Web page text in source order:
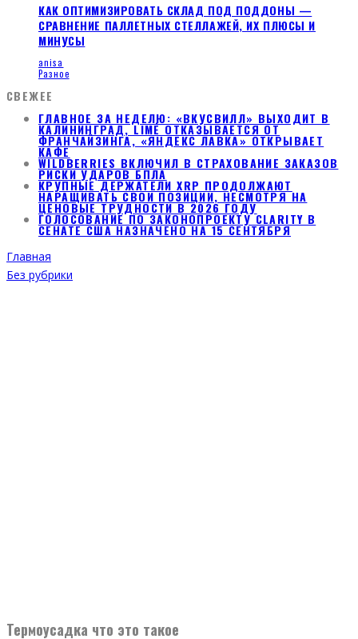
КАК ОПТИМИЗИРОВАТЬ СКЛАД ПОД ПОДДОНЫ —
СРАВНЕНИЕ ПАЛЛЕТНЫХ СТЕЛЛАЖЕЙ, ИХ ПЛЮСЫ И
МИНУСЫ
anisa
Разное
СВЕЖЕЕ
ГЛАВНОЕ ЗА НЕДЕЛЮ: «ВКУСВИЛЛ» ВЫХОДИТ В
КАЛИНИНГРАД, LIMÉ ОТКАЗЫВАЕТСЯ ОТ
ФРАНЧАЙЗИНГА, «ЯНДЕКС ЛАВКА» ОТКРЫВАЕТ
КАФЕ
WILDBERRIES ВКЛЮЧИЛ В СТРАХОВАНИЕ ЗАКАЗОВ
РИСКИ УДАРОВ БПЛА
КРУПНЫЕ ДЕРЖАТЕЛИ XRP ПРОДОЛЖАЮТ
НАРАЩИВАТЬ СВОИ ПОЗИЦИИ, НЕСМОТРЯ НА
ЦЕНОВЫЕ ТРУДНОСТИ В 2026 ГОДУ
ГОЛОСОВАНИЕ ПО ЗАКОНОПРОЕКТУ CLARITY В
СЕНАТЕ США НАЗНАЧЕНО НА 15 СЕНТЯБРЯ
Главная
Без рубрики
Термоусадка что это такое